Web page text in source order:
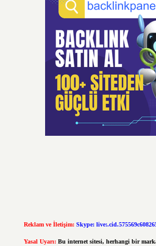
Reklam ve İletişim: Skype:
Yasal Uyarı: Bu internet sitesi, herhangi bir